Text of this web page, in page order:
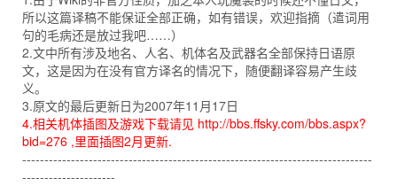
旧版临时
[登陆] [注册]
所以这篇译稿不能保证全部正确，如有错误，欢迎指摘（遣词用
句的毛病还是放过我吧……）
2.文中所有涉及地名、人名、机体名及武器名全部保持日语原
文，这是因为在没有官方译名的情况下，随便翻译容易产生歧
义。
3.原文的最后更新日为2007年11月17日
4.相关机体插图及游戏下载请见 http://bbs.ffsky.com/bbs.aspx?
bid=276 ,里面插图2月更新.
-------------------------------------------------------------------------------
---------------------